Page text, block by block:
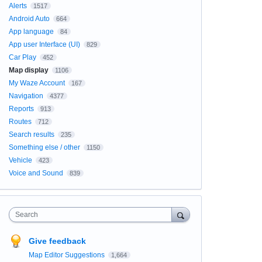
Alerts
1517
Android Auto 664
App language 84
App user Interface (UI) 829
Car Play 452
Map display 1106
My Waze Account 167
Navigation 4377
Reports 913
Routes 712
Search results 235
Something else / other 1150
Vehicle 423
Voice and Sound 839
Search
Give feedback
Map Editor Suggestions 1,664